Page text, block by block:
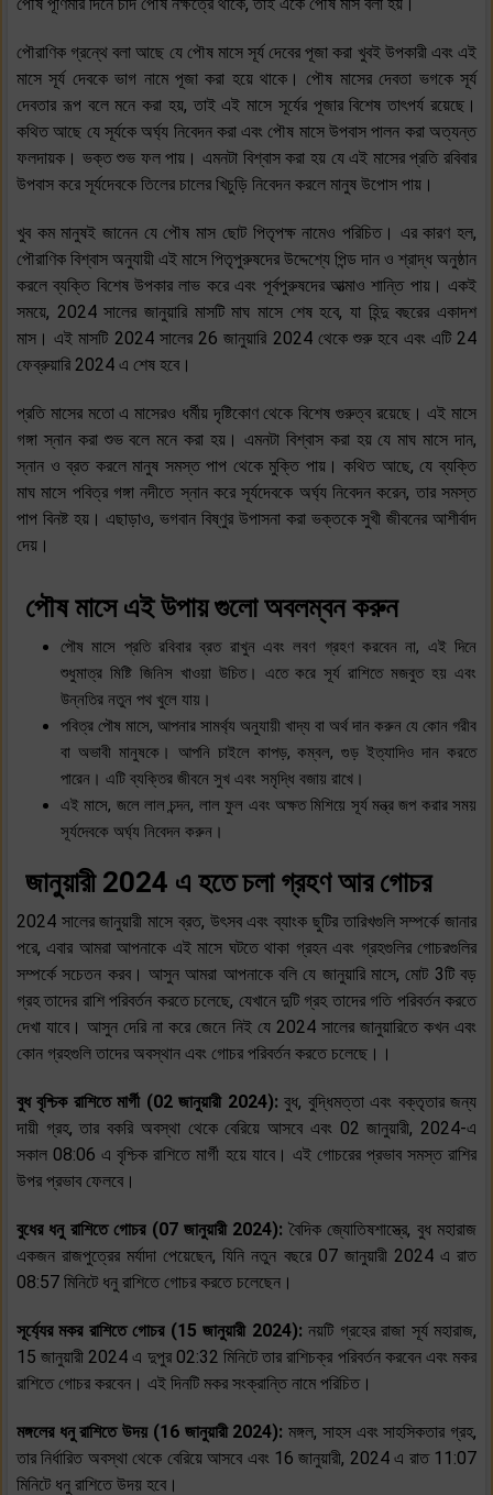
পৌরাণিক গ্রন্থে বলা আছে যে পৌষ মাসে সূর্য দেবের পূজা করা খুবই উপকারী এবং এই
মাসে সূর্য দেবকে ভাগ নামে পূজা করা হয়ে থাকে। পৌষ মাসের দেবতা ভগকে সূর্য
দেবতার রূপ বলে মনে করা হয়, তাই এই মাসে সূর্যের পূজার বিশেষ তাৎপর্য রয়েছে।
কথিত আছে যে সূর্যকে অর্ঘ্য নিবেদন করা এবং পৌষ মাসে উপবাস পালন করা অত্যন্ত
ফলদায়ক। ভক্ত শুভ ফল পায়। এমনটা বিশ্বাস করা হয় যে এই মাসের প্রতি রবিবার
উপবাস করে সূর্যদেবকে তিলের চালের খিচুড়ি নিবেদন করলে মানুষ উপোস পায়।
খুব কম মানুষই জানেন যে পৌষ মাস ছোট পিতৃপক্ষ নামেও পরিচিত। এর কারণ হল,
পৌরাণিক বিশ্বাস অনুযায়ী এই মাসে পিতৃপুরুষদের উদ্দেশ্যে পিন্ড দান ও শ্রাদ্ধ অনুষ্ঠান
করলে ব্যক্তি বিশেষ উপকার লাভ করে এবং পূর্বপুরুষদের আত্মাও শান্তি পায়। একই
সময়ে, 2024 সালের জানুয়ারি মাসটি মাঘ মাসে শেষ হবে, যা হিন্দু বছরের একাদশ
মাস। এই মাসটি 2024 সালের 26 জানুয়ারি 2024 থেকে শুরু হবে এবং এটি 24
ফেব্রুয়ারি 2024 এ শেষ হবে।
প্রতি মাসের মতো এ মাসেরও ধর্মীয় দৃষ্টিকোণ থেকে বিশেষ গুরুত্ব রয়েছে। এই মাসে
গঙ্গা স্নান করা শুভ বলে মনে করা হয়। এমনটা বিশ্বাস করা হয় যে মাঘ মাসে দান,
স্নান ও ব্রত করলে মানুষ সমস্ত পাপ থেকে মুক্তি পায়। কথিত আছে, যে ব্যক্তি
মাঘ মাসে পবিত্র গঙ্গা নদীতে স্নান করে সূর্যদেবকে অর্ঘ্য নিবেদন করেন, তার সমস্ত
পাপ বিনষ্ট হয়। এছাড়াও, ভগবান বিষ্ণুর উপাসনা করা ভক্তকে সুখী জীবনের আশীর্বাদ
দেয়।
পৌষ মাসে এই উপায় গুলো অবলম্বন করুন
পৌষ মাসে প্রতি রবিবার ব্রত রাখুন এবং লবণ গ্রহণ করবেন না, এই দিনে
শুধুমাত্র মিষ্টি জিনিস খাওয়া উচিত। এতে করে সূর্য রাশিতে মজবুত হয় এবং
উন্নতির নতুন পথ খুলে যায়।
পবিত্র পৌষ মাসে, আপনার সামর্থ্য অনুযায়ী খাদ্য বা অর্থ দান করুন যে কোন গরীব
বা অভাবী মানুষকে। আপনি চাইলে কাপড়, কম্বল, গুড় ইত্যাদিও দান করতে
পারেন। এটি ব্যক্তির জীবনে সুখ এবং সমৃদ্ধি বজায় রাখে।
এই মাসে, জলে লাল চন্দন, লাল ফুল এবং অক্ষত মিশিয়ে সূর্য মন্ত্র জপ করার সময়
সূর্যদেবকে অর্ঘ্য নিবেদন করুন।
জানুয়ারী 2024 এ হতে চলা গ্রহণ আর গোচর
2024 সালের জানুয়ারী মাসে ব্রত, উৎসব এবং ব্যাংক ছুটির তারিখগুলি সম্পর্কে জানার
পরে, এবার আমরা আপনাকে এই মাসে ঘটতে থাকা গ্রহন এবং গ্রহগুলির গোচরগুলির
সম্পর্কে সচেতন করব। আসুন আমরা আপনাকে বলি যে জানুয়ারি মাসে, মোট 3টি বড়
গ্রহ তাদের রাশি পরিবর্তন করতে চলেছে, যেখানে দুটি গ্রহ তাদের গতি পরিবর্তন করতে
দেখা যাবে। আসুন দেরি না করে জেনে নিই যে 2024 সালের জানুয়ারিতে কখন এবং
কোন গ্রহগুলি তাদের অবস্থান এবং গোচর পরিবর্তন করতে চলেছে।।
বুধ বৃশ্চিক রাশিতে মার্গী (02 জানুয়ারী 2024):বুধ, বুদ্ধিমত্তা এবং বক্তৃতার জন্য
দায়ী গ্রহ, তার বকরি অবস্থা থেকে বেরিয়ে আসবে এবং 02 জানুয়ারী, 2024-এ
সকাল 08:06 এ বৃশ্চিক রাশিতে মার্গী হয়ে যাবে। এই গোচরের প্রভাব সমস্ত রাশির
উপর প্রভাব ফেলবে।
বুধের ধনু রাশিতে গোচর (07 জানুয়ারী 2024):বৈদিক জ্যোতিষশাস্ত্রে, বুধ মহারাজ
একজন রাজপুত্রের মর্যাদা পেয়েছেন, যিনি নতুন বছরে 07 জানুয়ারী 2024 এ রাত
08:57 মিনিটে ধনু রাশিতে গোচর করতে চলেছেন।
সূর্য্যের মকর রাশিতে গোচর (15 জানুয়ারী 2024): নয়টি গ্রহের রাজা সূর্য মহারাজ,
15 জানুয়ারী 2024 এ দুপুর 02:32 মিনিটে তার রাশিচক্র পরিবর্তন করবেন এবং মকর
রাশিতে গোচর করবেন। এই দিনটি মকর সংক্রান্তি নামে পরিচিত।
মঙ্গলের ধনু রাশিতে উদয় (16 জানুয়ারী 2024):মঙ্গল, সাহস এবং সাহসিকতার গ্রহ,
তার নির্ধারিত অবস্থা থেকে বেরিয়ে আসবে এবং 16 জানুয়ারী, 2024 এ রাত 11:07
মিনিটে ধনু রাশিতে উদয় হবে।